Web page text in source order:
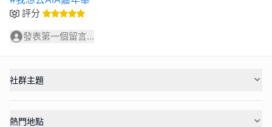
評分
發表第一個留言...
社群主題
熱門地點